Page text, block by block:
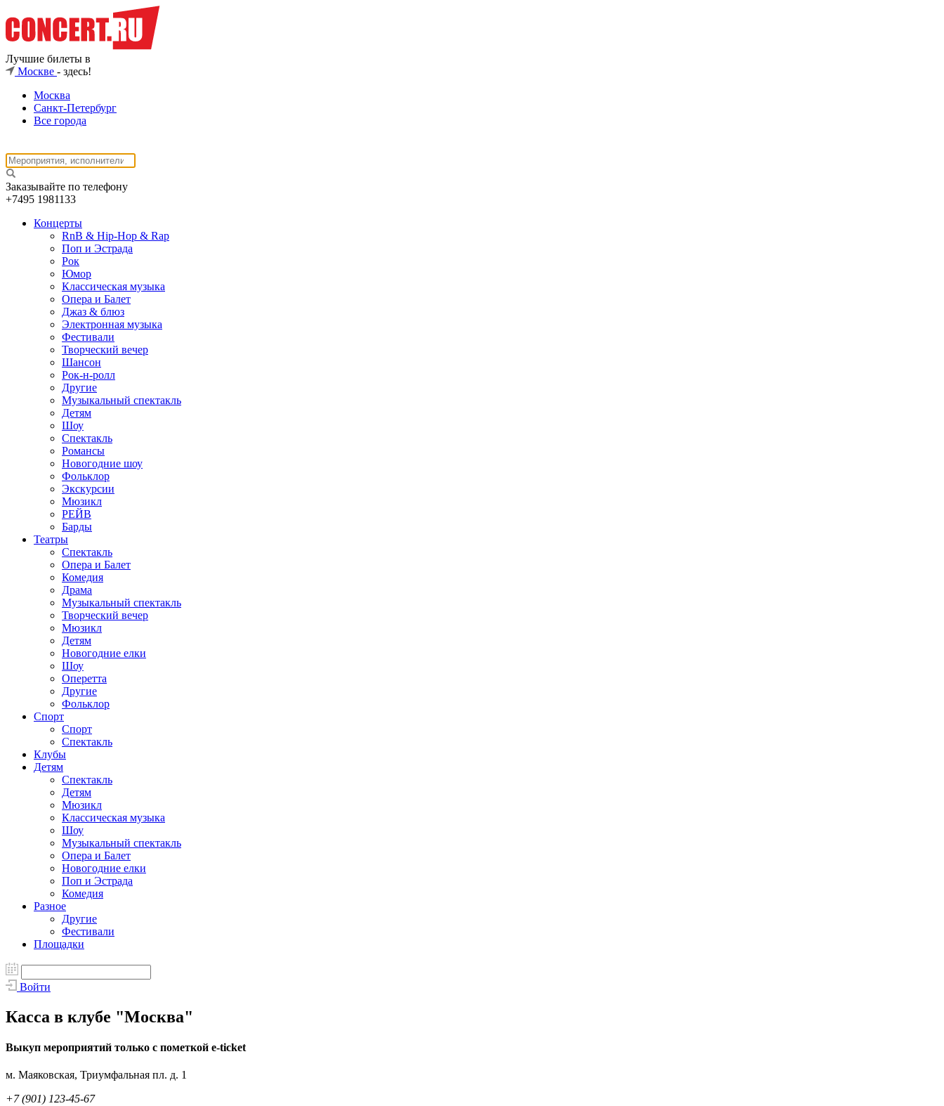
Лучшие билеты в
Москве - здесь!
Москва
Санкт-Петербург
Все города
Заказывайте по телефону
+7495 1981133
Концерты
RnB & Hip-Hop & Rap
Поп и Эстрада
Рок
Юмор
Классическая музыка
Опера и Балет
Джаз & блюз
Электронная музыка
Фестивали
Творческий вечер
Шансон
Рок-н-ролл
Другие
Музыкальный спектакль
Детям
Шоу
Спектакль
Романсы
Новогодние шоу
Фольклор
Экскурсии
Мюзикл
РЕЙВ
Барды
Театры
Спектакль
Опера и Балет
Комедия
Драма
Музыкальный спектакль
Творческий вечер
Мюзикл
Детям
Новогодние елки
Шоу
Оперетта
Другие
Фольклор
Спорт
Спорт
Спектакль
Клубы
Детям
Спектакль
Детям
Мюзикл
Классическая музыка
Шоу
Музыкальный спектакль
Опера и Балет
Новогодние елки
Поп и Эстрада
Комедия
Разное
Другие
Фестивали
Площадки
Войти
Касса в клубе "Москва"
Выкуп мероприятий только с пометкой e-ticket
м. Маяковская, Триумфальная пл. д. 1
+7 (901) 123-45-67